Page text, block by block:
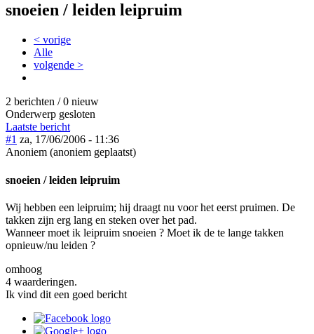
snoeien / leiden leipruim
< vorige
Alle
volgende >
2 berichten / 0 nieuw
Onderwerp gesloten
Laatste bericht
#1 za, 17/06/2006 - 11:36
Anoniem (anoniem geplaatst)
snoeien / leiden leipruim
Wij hebben een leipruim; hij draagt nu voor het eerst pruimen. De
takken zijn erg lang en steken over het pad.
Wanneer moet ik leipruim snoeien ? Moet ik de te lange takken
opnieuw/nu leiden ?
omhoog
4 waarderingen.
Ik vind dit een goed bericht